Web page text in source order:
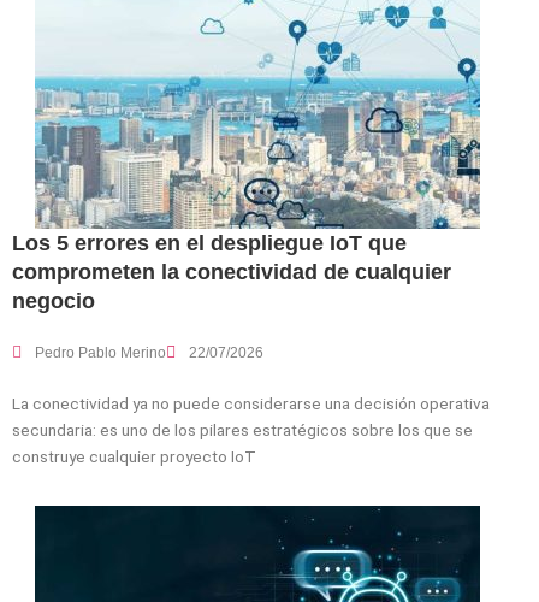
Los 5 errores en el despliegue IoT que
comprometen la conectividad de cualquier
negocio
Pedro Pablo Merino 22/07/2026
La conectividad ya no puede considerarse una decisión operativa
secundaria: es uno de los pilares estratégicos sobre los que se
construye cualquier proyecto IoT